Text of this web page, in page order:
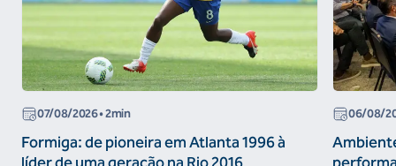
07/08/2026• 2min
Formiga: de pioneira em Atlanta 1996 à
06/08/